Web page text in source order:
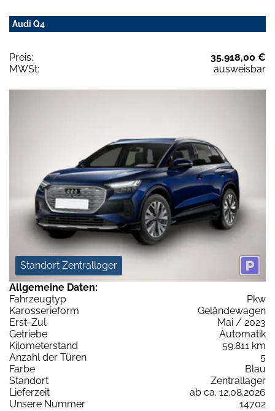
Audi Q4
Preis:
35.918,00 €
MWSt:
ausweisbar
Standort Zentrallager
Allgemeine Daten:
Fahrzeugtyp
Pkw
Karosserieform
Geländewagen
Erst-Zul.
Mai / 2023
Getriebe
Automatik
Kilometerstand
59.811 km
Anzahl der Türen
5
Farbe
Blau
Standort
Zentrallager
Lieferzeit
ab ca. 12.08.2026
Unsere Nummer
14702